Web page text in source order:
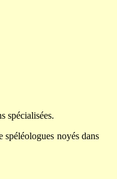
spécialisées.
spéléologues noyés dans